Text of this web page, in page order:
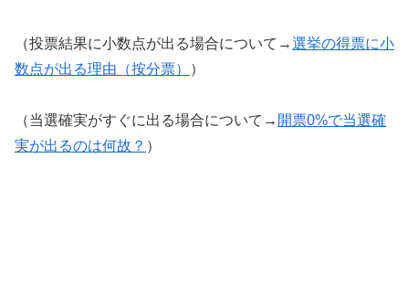
（投票結果に小数点が出る場合について→選挙の得票に小
数点が出る理由（按分票）
）
（当選確実がすぐに出る場合について→ 開票0%で当選確
実が出るのは何故？ ）